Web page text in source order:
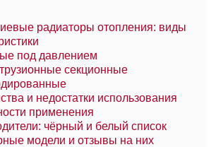
радиаторы отопления: виды
под давлением
секционные
и недостатки использования
применения
чёрный и белый список
модели и отзывы на них